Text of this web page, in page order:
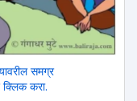
समग्र
करा.